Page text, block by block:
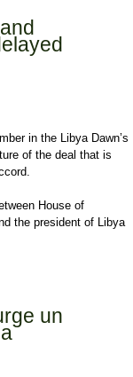
in the Libya Dawn’s
of the deal that is
House of
the president of Libya
un